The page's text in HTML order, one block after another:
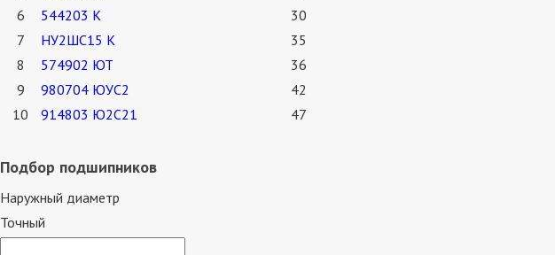
6
544203 К 30
7
НУ2ШС15 К 35
8
574902 ЮТ 36
9
980704 ЮУС2 42
10
914803 Ю2С21 47
Подбор подшипников
Наружный диаметр
Точный